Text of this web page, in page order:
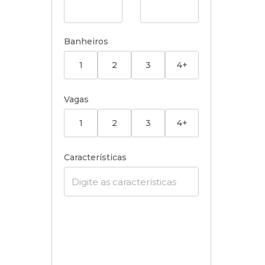
Banheiros
1 2 3 4+
Vagas
1 2 3 4+
Características